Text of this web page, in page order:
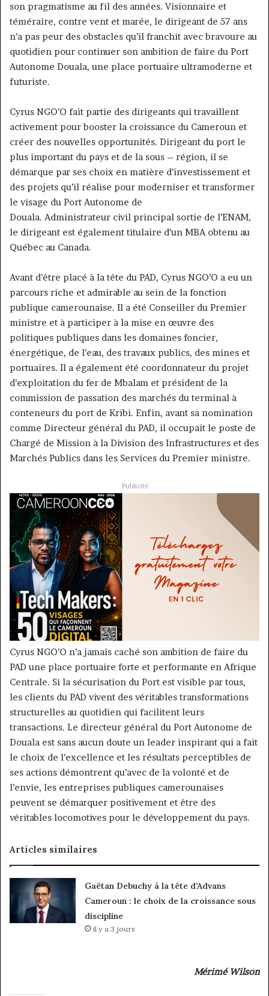
son pragmatisme au fil des années. Visionnaire et
téméraire, contre vent et marée, le dirigeant de 57 ans
n’a pas peur des obstacles qu’il franchit avec bravoure au
quotidien pour continuer son ambition de faire du Port
Autonome Douala, une place portuaire ultramoderne et
futuriste.
Cyrus NGO’O fait partie des dirigeants qui travaillent
activement pour booster la croissance du Cameroun et
créer des nouvelles opportunités. Dirigeant du port le
plus important du pays et de la sous – région, il se
démarque par ses choix en matière d’investissement et
des projets qu’il réalise pour moderniser et transformer
le visage du Port Autonome de
Douala. Administrateur civil principal sortie de l’ENAM,
le dirigeant est également titulaire d’un MBA obtenu au
Québec au Canada.
Avant d’être placé à la tête du PAD, Cyrus NGO’O a eu un
parcours riche et admirable au sein de la fonction
publique camerounaise. Il a été Conseiller du Premier
ministre et à participer à la mise en œuvre des
politiques publiques dans les domaines foncier,
énergétique, de l’eau, des travaux publics, des mines et
portuaires. Il a également été coordonnateur du projet
d’exploitation du fer de Mbalam et président de la
commission de passation des marchés du terminal à
conteneurs du port de Kribi. Enfin, avant sa nomination
comme Directeur général du PAD, il occupait le poste de
Chargé de Mission à la Division des Infrastructures et des
Marchés Publics dans les Services du Premier ministre.
Publicité
Cyrus NGO’O n’a jamais caché son ambition de faire du
PAD une place portuaire forte et performante en Afrique
Centrale. Si la sécurisation du Port est visible par tous,
les clients du PAD vivent des véritables transformations
structurelles au quotidien qui facilitent leurs
transactions. Le directeur général du Port Autonome de
Douala est sans aucun doute un leader inspirant qui a fait
le choix de l’excellence et les résultats perceptibles de
ses actions démontrent qu’avec de la volonté et de
l’envie, les entreprises publiques camerounaises
peuvent se démarquer positivement et être des
véritables locomotives pour le développement du pays.
Articles similaires
Gaëtan Debuchy à la tête d’Advans
Cameroun : le choix de la croissance sous
discipline
il y a 3 jours
Mérimé Wilson